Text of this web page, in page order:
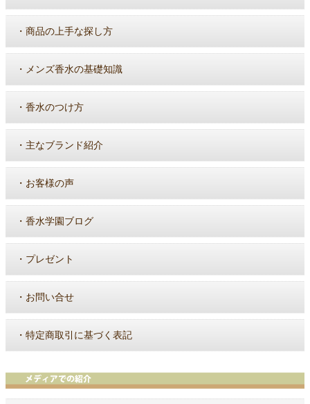
・ 商品の上手な探し方
・ メンズ香水の基礎知識
・ 香水のつけ方
・ 主なブランド紹介
・ お客様の声
・ 香水学園ブログ
・ プレゼント
・ お問い合せ
・ 特定商取引に基づく表記